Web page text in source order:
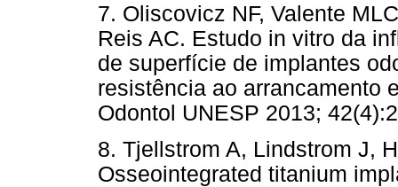
7. Oliscovicz NF, Valente
Reis AC. Estudo in vitro da
de superfície de implantes
resistência ao arrancamento
Odontol UNESP 2013;
8. Tjellstrom A, Lindstrom J,
Osseointegrated titanium